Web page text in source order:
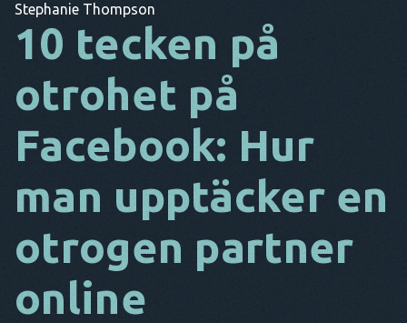
CS
DA
IT
FR
NL
TR
Stephanie Thompson
10 tecken på
otrohet på
Facebook: Hur
man upptäcker en
otrogen partner
online